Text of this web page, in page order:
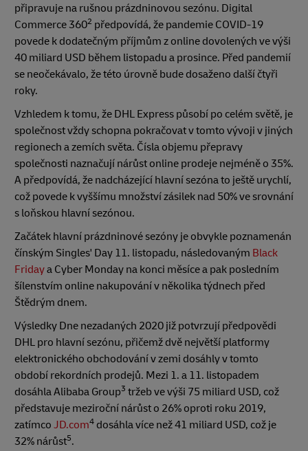
připravuje na rušnou prázdninovou sezónu. Digital
Commerce 3602 předpovídá, že pandemie COVID-19
povede k dodatečným příjmům z online dovolených ve výši
40 miliard USD během listopadu a prosince. Před pandemií
se neočekávalo, že této úrovně bude dosaženo další čtyři
roky.
Vzhledem k tomu, že DHL Express působí po celém světě, je
společnost vždy schopna pokračovat v tomto vývoji v jiných
regionech a zemích světa. Čísla objemu přepravy
společnosti naznačují nárůst online prodeje nejméně o 35%.
A předpovídá, že nadcházející hlavní sezóna to ještě urychlí,
což povede k vyššímu množství zásilek nad 50% ve srovnání
s loňskou hlavní sezónou.
Začátek hlavní prázdninové sezóny je obvykle poznamenán
čínským Singles' Day 11. listopadu, následovaným Black
Fridaya Cyber Monday na konci měsíce a pak posledním
šílenstvím online nakupování v několika týdnech před
Štědrým dnem.
Výsledky Dne nezadaných 2020 již potvrzují předpovědi
DHL pro hlavní sezónu, přičemž dvě největší platformy
elektronického obchodování v zemi dosáhly v tomto
období rekordních prodejů. Mezi 1. a 11. listopadem
dosáhla Alibaba Group3 tržeb ve výši 75 miliard USD, což
představuje meziroční nárůst o 26% oproti roku 2019,
zatímco JD.com4 dosáhla více než 41 miliard USD, což je
32% nárůst5.